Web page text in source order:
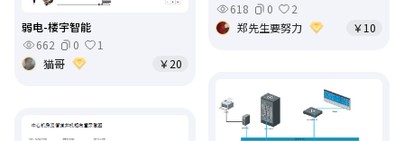
618
0
2
郑先生要努力
￥10
弱电-楼宇智能
662
0
1
猫哥
￥20